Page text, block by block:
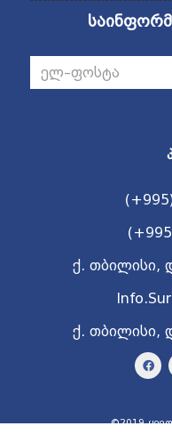
ქ. თბილისი,
ქ. თბილისი,
©2019